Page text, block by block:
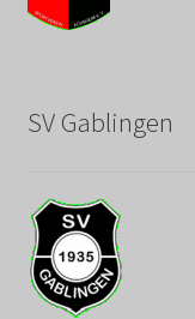
SV Gablingen